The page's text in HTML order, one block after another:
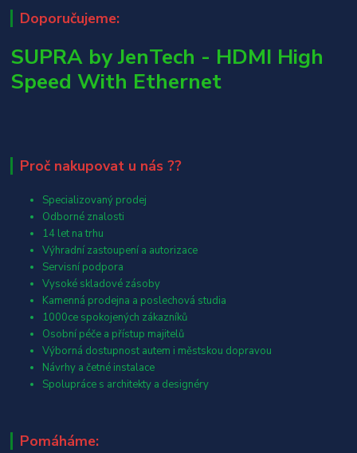
Doporučujeme:
SUPRA by JenTech - HDMI High
Speed With Ethernet
Proč nakupovat u nás ??
Specializovaný prodej
Odborné znalosti
14 let na trhu
Výhradní zastoupení a autorizace
Servisní podpora
Vysoké skladové zásoby
Kamenná prodejna a poslechová studia
1000ce spokojených zákazníků
Osobní péče a přístup majitelů
Výborná dostupnost autem i městskou dopravou
Návrhy a četné instalace
Spolupráce s architekty a designéry
Pomáháme: